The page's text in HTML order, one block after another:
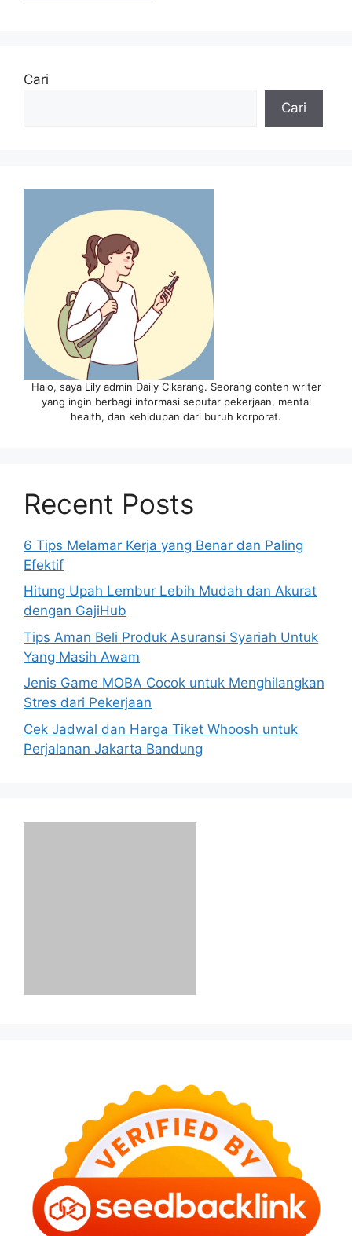
Cari
Cari
Halo, saya Lily admin Daily Cikarang. Seorang conten writer
yang ingin berbagi informasi seputar pekerjaan, mental
health, dan kehidupan dari buruh korporat.
Recent Posts
6 Tips Melamar Kerja yang Benar dan Paling
Efektif
Hitung Upah Lembur Lebih Mudah dan Akurat
dengan GajiHub
Tips Aman Beli Produk Asuransi Syariah Untuk
Yang Masih Awam
Jenis Game MOBA Cocok untuk Menghilangkan
Stres dari Pekerjaan
Cek Jadwal dan Harga Tiket Whoosh untuk
Perjalanan Jakarta Bandung